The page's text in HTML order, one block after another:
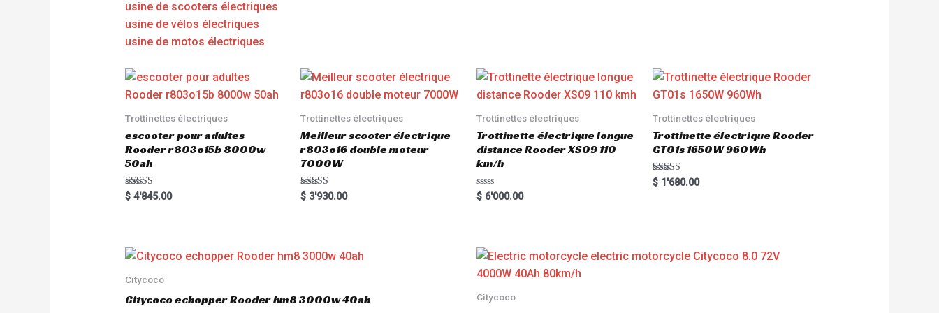
usine de scooters électriques
usine de vélos électriques
usine de motos électriques
Trottinettes électriques
escooter pour adultes
Rooder r803o15b 8000w
50ah
Rated
5.00
$4'845.00
Trottinettes électriques
Meilleur scooter électrique
r803o16 double moteur
7000W
Rated
5.00
$ 3'930.00
Trottinettes électriques
Trottinette électrique longue
distance Rooder XS09 110
km/h
R
a
o
u
o
5
$ 6'000.00
Trottinettes électriques
Trottinette électrique Rooder
GT01s 1650W 960Wh
Rated
5.00
$1'680.00
Citycoco
Citycoco echopper Rooder hm8 3000w 40ah Citycoco